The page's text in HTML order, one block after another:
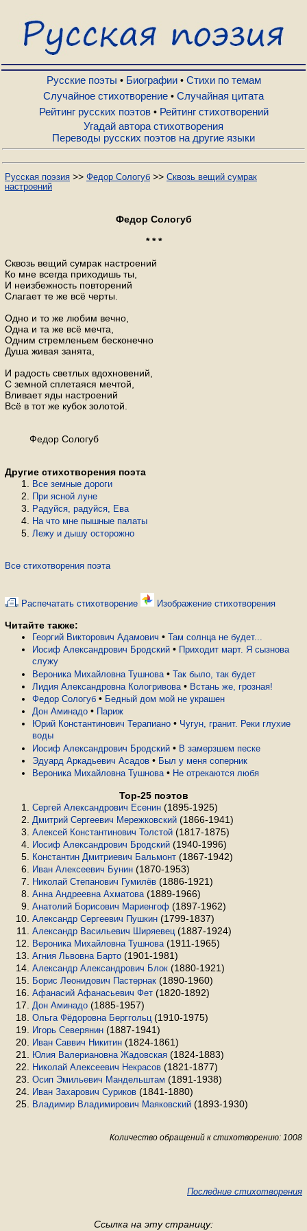
Русские поэты
Биографии
Стихи по темам
Случайное стихотворение
Рейтинг русских поэтов
Рейтинг стихотворений
Русские поэты • Биографии• Стихи по темам
Случайное стихотворение • Случайная цитата
Рейтинг русских поэтов• Рейтинг стихотворений
Угадай автора стихотворения
Переводы русских поэтов на другие языки
Русская поэзия >> Федор Сологуб >> Сквозь вещий сумрак
настроений
Федор Сологуб
* * *
Сквозь вещий сумрак настроений
Ко мне всегда приходишь ты,
И неизбежность повторений
Слагает те же всё черты.
Одно и то же любим вечно,
Одна и та же всё мечта,
Одним стремленьем бесконечно
Душа живая занята,
И радость светлых вдохновений,
С земной сплетаяся мечтой,
Вливает яды настроений
Всё в тот же кубок золотой.
Федор Сологуб
Другие стихотворения поэта
Все земные дороги
При ясной луне
Радуйся, радуйся, Ева
На что мне пышные палаты
Лежу и дышу осторожно
Все стихотворения поэта
Распечатать стихотворение Изображение стихотворения
Читайте также:
Георгий Викторович Адамович • Там солнца не будет...
Иосиф Александрович Бродский • Приходит март. Я сызнова
служу
Вероника Михайловна Тушнова • Так было, так будет
Лидия Александровна Кологривова • Встань же, грозная!
Федор Сологуб • Бедный дом мой не украшен
Дон Аминадо • Париж
Юрий Константинович Терапиано • Чугун, гранит. Реки глухие
воды
Иосиф Александрович Бродский • В замерзшем песке
Эдуард Аркадьевич Асадов • Был у меня соперник
Вероника Михайловна Тушнова • Не отрекаются любя
Top-25 поэтов
Сергей Александрович Есенин (1895-1925)
Дмитрий Сергеевич Мережковский (1866-1941)
Алексей Константинович Толстой (1817-1875)
Иосиф Александрович Бродский (1940-1996)
Константин Дмитриевич Бальмонт (1867-1942)
Иван Алексеевич Бунин (1870-1953)
Николай Степанович Гумилёв (1886-1921)
Анна Андреевна Ахматова (1889-1966)
Анатолий Борисович Мариенгоф (1897-1962)
Александр Сергеевич Пушкин (1799-1837)
Александр Васильевич Ширяевец (1887-1924)
Вероника Михайловна Тушнова (1911-1965)
Агния Львовна Барто (1901-1981)
Александр Александрович Блок (1880-1921)
Борис Леонидович Пастернак (1890-1960)
Афанасий Афанасьевич Фет (1820-1892)
Дон Аминадо (1885-1957)
Ольга Фёдоровна Берггольц (1910-1975)
Игорь Северянин (1887-1941)
Иван Саввич Никитин (1824-1861)
Юлия Валериановна Жадовская (1824-1883)
Николай Алексеевич Некрасов (1821-1877)
Осип Эмильевич Мандельштам (1891-1938)
Иван Захарович Суриков (1841-1880)
Владимир Владимирович Маяковский (1893-1930)
Количество обращений к стихотворению: 1008
Последние стихотворения
Ссылка на эту страницу: